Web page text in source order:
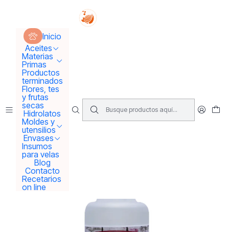
Inicio
Aceites
Materias
Primas
Productos
terminados
Flores, tes
y frutas
secas
Hidrolatos
Moldes y
utensilios
Envases
Insumos
para velas
Blog
Contacto
Recetarios
on line
Tus sueños se concretan aquí !!!